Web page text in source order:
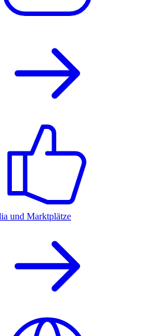
und Marktplätze